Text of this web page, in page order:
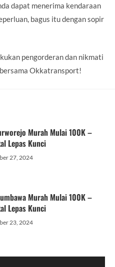
dapat menerima kendaraan
bagus itu dengan sopir
pengorderan dan nikmati
Okkatransport!
Murah Mulai 100K –
Lepas Kunci
27, 2024
Murah Mulai 100K –
Lepas Kunci
23, 2024